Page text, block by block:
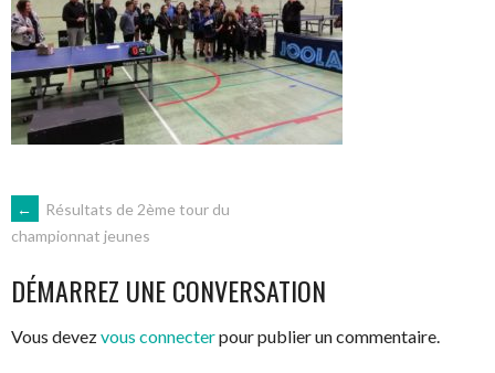
NAVIGATION
DES
ARTICLES
←
Résultats de 2ème tour du
championnat jeunes
DÉMARREZ UNE CONVERSATION
Vous devezvous connecterpour publier un commentaire.